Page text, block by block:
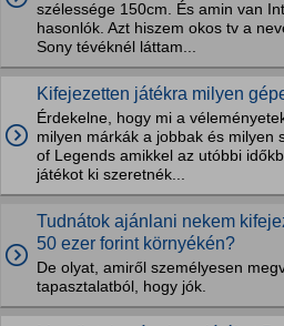
szélessége 150cm. És amin van
hasonlók. Azt hiszem okos tv a
Sony tévéknél láttam...
Kifejezetten játékra milyen
Érdekelne, hogy mi a
milyen márkák a jobbak és milyen
of Legends amikkel az utóbbi
játékot ki szeretnék...
Tudnátok ajánlani nekem
50 ezer forint környékén?
De olyat, amiről személyesen
tapasztalatból, hogy jók.